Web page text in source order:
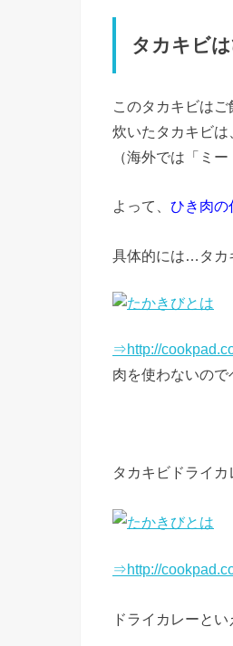
タカキビ
このタカキビは
炊いたタカキビは
（海外では「ミ
よって、 ひき肉の
具体的には…タカ
⇒http://
肉を使わないので
タカキビドライカ
⇒http://
ドライカレーと